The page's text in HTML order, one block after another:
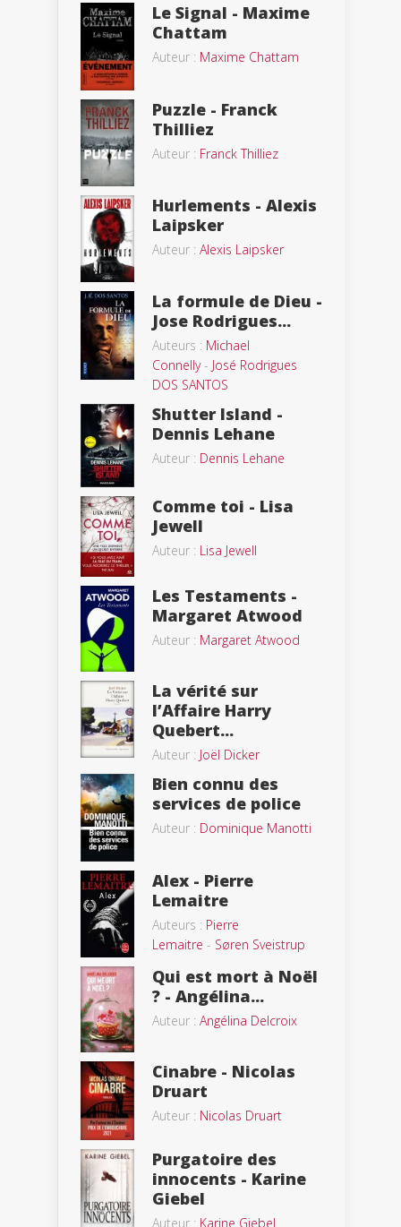
Le Signal - Maxime
Chattam
Auteur : Maxime Chattam
Puzzle - Franck
Thilliez
Auteur : Franck Thilliez
Hurlements - Alexis
Laipsker
Auteur : Alexis Laipsker
La formule de Dieu -
Jose Rodrigues...
Auteurs : Michael
Connelly- José Rodrigues
DOS SANTOS
Shutter Island -
Dennis Lehane
Auteur : Dennis Lehane
Comme toi - Lisa
Jewell
Auteur : Lisa Jewell
Les Testaments -
Margaret Atwood
Auteur : Margaret Atwood
La vérité sur
l’Affaire Harry
Quebert...
Auteur : Joël Dicker
Bien connu des
services de police
Auteur : Dominique Manotti
Alex - Pierre
Lemaitre
Auteurs : Pierre
Lemaitre - Søren Sveistrup
Qui est mort à Noël
? - Angélina...
Auteur : Angélina Delcroix
Cinabre - Nicolas
Druart
Auteur : Nicolas Druart
Purgatoire des
innocents - Karine
Giebel
Auteur : Karine Giebel